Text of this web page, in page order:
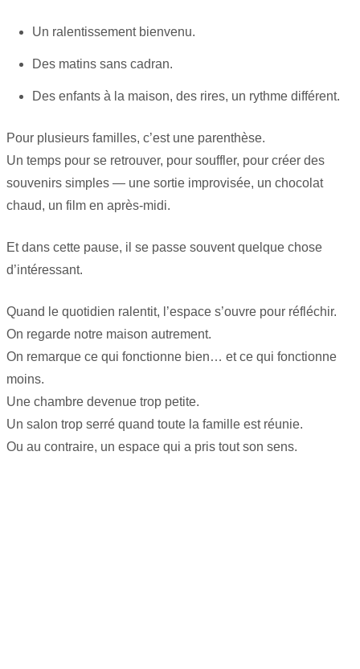
Un ralentissement bienvenu.
Des matins sans cadran.
Des enfants à la maison, des rires, un rythme différent.
Pour plusieurs familles, c’est une parenthèse.
Un temps pour se retrouver, pour souffler, pour créer des
souvenirs simples — une sortie improvisée, un chocolat
chaud, un film en après-midi.
Et dans cette pause, il se passe souvent quelque chose
d’intéressant.
Quand le quotidien ralentit, l’espace s’ouvre pour réfléchir.
On regarde notre maison autrement.
On remarque ce qui fonctionne bien… et ce qui fonctionne
moins.
Une chambre devenue trop petite.
Un salon trop serré quand toute la famille est réunie.
Ou au contraire, un espace qui a pris tout son sens.